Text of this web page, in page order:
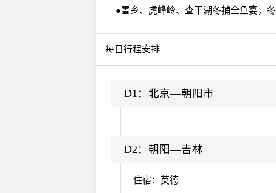
●雪乡、虎峰岭、查干湖冬捕全鱼宴，
每日行程安排
D1： 北京—朝阳市
D2： 朝阳—吉林
住宿：英德